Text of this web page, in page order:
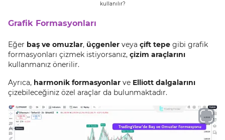
kullanılır?
Grafik Formasyonları
Eğer baş ve omuzlar, üçgenler veya çift tepe gibi grafik
formasyonları çizmek istiyorsanız, çizim araçlarını
kullanmanız önerilir.
Ayrıca, harmonik formasyonlar ve Elliott dalgalarını
çizebileceğiniz özel araçlar da bulunmaktadır.